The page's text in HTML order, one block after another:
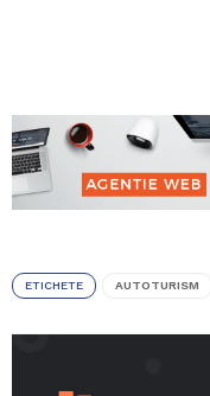
ETICHETE AUTOTURISM